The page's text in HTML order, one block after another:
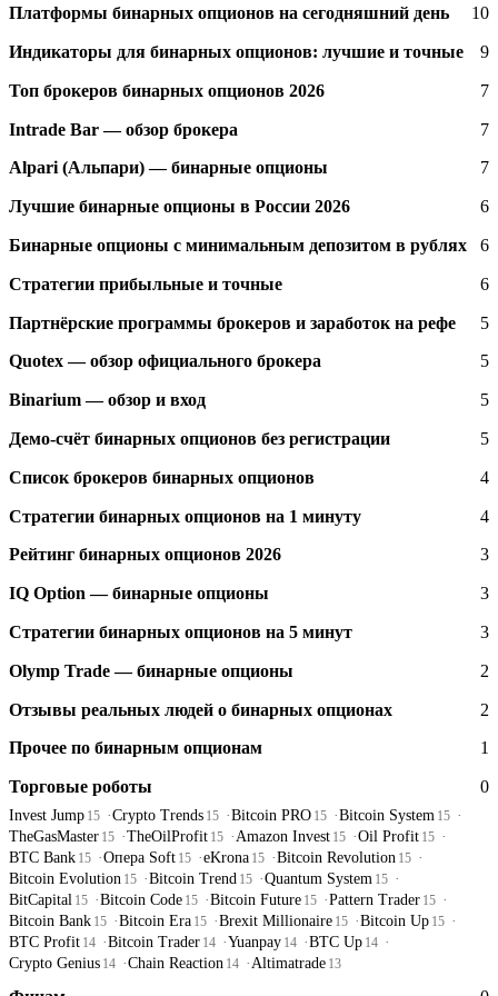
Платформы бинарных опционов на сегодняшний день 10
Индикаторы для бинарных опционов: лучшие и точные 9
Топ брокеров бинарных опционов 2026 7
Intrade Bar — обзор брокера 7
Alpari (Альпари) — бинарные опционы 7
Лучшие бинарные опционы в России 2026 6
Бинарные опционы с минимальным депозитом в рублях 6
Стратегии прибыльные и точные 6
Партнёрские программы брокеров и заработок на рефе 5
Quotex — обзор официального брокера 5
Binarium — обзор и вход 5
Демо-счёт бинарных опционов без регистрации 5
Список брокеров бинарных опционов 4
Стратегии бинарных опционов на 1 минуту 4
Рейтинг бинарных опционов 2026 3
IQ Option — бинарные опционы 3
Стратегии бинарных опционов на 5 минут 3
Olymp Trade — бинарные опционы 2
Отзывы реальных людей о бинарных опционах 2
Прочее по бинарным опционам 1
Торговые роботы 0
Invest Jump 15 Crypto Trends 15 Bitcoin PRO 15 Bitcoin System 15
TheGasMaster 15 TheOilProfit 15 Amazon Invest 15 Oil Profit 15
BTC Bank 15 Опера Soft 15 eKrona 15 Bitcoin Revolution 15
Bitcoin Evolution 15 Bitcoin Trend 15 Quantum System 15
BitCapital 15 Bitcoin Code 15 Bitcoin Future 15 Pattern Trader 15
Bitcoin Bank 15 Bitcoin Era 15 Brexit Millionaire 15 Bitcoin Up 15
BTC Profit 14 Bitcoin Trader 14 Yuanpay 14 BTC Up 14
Crypto Genius 14 Chain Reaction 14 Altimatrade 13